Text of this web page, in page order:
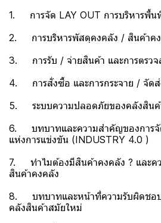
1. การจัด LAY OUT การบริหารพื้น
2. การบริหารพัสดุคงคลัง / สินค้าคง
3. การรับ / จ่ายสินค้า และการตรวจ
4. การสั่งซื้อ และการกระจาย / จัดส่
5. ระบบความปลอดภัยของคลังสินค้
6. บทบาทและความสำคัญของการจั
แห่งการแข่งขัน (INDUSTRY 4.0 )
7. ทำไมต้องมีสินค้าคงคลัง ? และค
สินค้าคงคลัง
8. บทบาทและหน้าที่ความรับผิดชอบ
คลังสินค้าสมัยใหม่